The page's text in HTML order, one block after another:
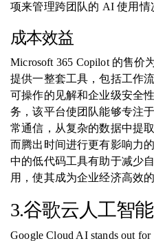
项来管理跨团队的 AI 使用情
成本效益
Microsoft 365 Copilot 的售价
提供一整套工具，包括工作
可操作的见解和企业级安全
务，该平台使团队能够专注
常通信，从复杂的数据中提
而腾出时间进行更有影响力
中的低代码工具有助于减少
用，使其成为企业经济高效
3.谷歌云人工智能
Google Cloud AI stands out for